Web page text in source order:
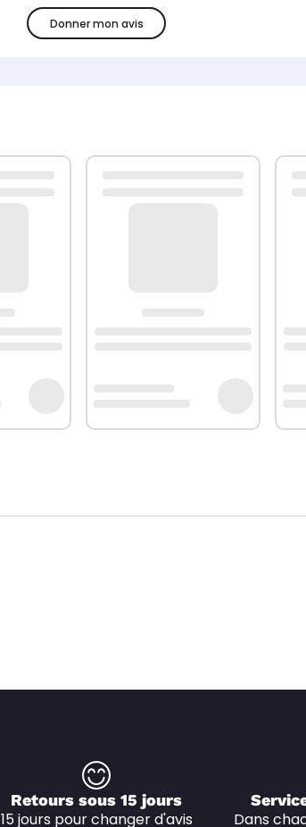
Donner mon avis
Retours sous 15 jours
15 jours pour changer d'avis Dans